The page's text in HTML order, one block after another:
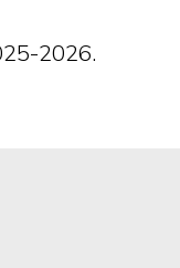
2026.